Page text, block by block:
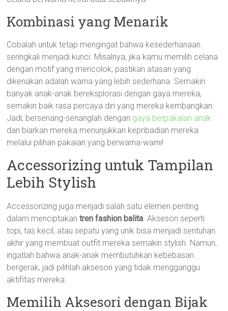
Kombinasi yang Menarik
Cobalah untuk tetap mengingat bahwa kesederhanaan
seringkali menjadi kunci. Misalnya, jika kamu memilih celana
dengan motif yang mencolok, pastikan atasan yang
dikenakan adalah warna yang lebih sederhana. Semakin
banyak anak-anak bereksplorasi dengan gaya mereka,
semakin baik rasa percaya diri yang mereka kembangkan.
Jadi, bersenang-senanglah dengan gaya berpakaian anak
dan biarkan mereka menunjukkan kepribadian mereka
melalui pilihan pakaian yang berwarna-warni!
Accessorizing untuk Tampilan
Lebih Stylish
Accessorizing juga menjadi salah satu elemen penting
dalam menciptakantren fashion balita. Aksesori seperti
topi, tas kecil, atau sepatu yang unik bisa menjadi sentuhan
akhir yang membuat outfit mereka semakin stylish. Namun,
ingatlah bahwa anak-anak membutuhkan kebebasan
bergerak, jadi pilihlah aksesori yang tidak mengganggu
aktifitas mereka.
Memilih Aksesori dengan Bijak